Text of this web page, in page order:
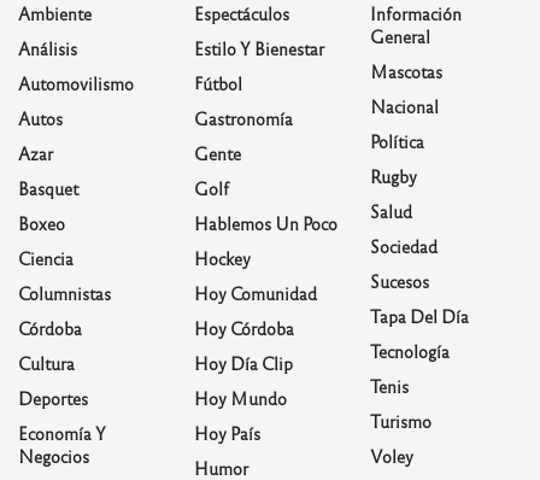
Ambiente
Análisis
Automovilismo
Autos
Azar
Basquet
Boxeo
Ciencia
Columnistas
Córdoba
Cultura
Deportes
Economía Y
Negocios
Espectáculos
Estilo Y Bienestar
Fútbol
Gastronomía
Gente
Golf
Hablemos Un Poco
Hockey
Hoy Comunidad
Hoy Córdoba
Hoy Día Clip
Hoy Mundo
Hoy País
Humor
Información
General
Mascotas
Nacional
Política
Rugby
Salud
Sociedad
Sucesos
Tapa Del Día
Tecnología
Tenis
Turismo
Voley